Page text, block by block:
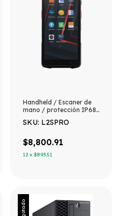
Handheld / Escaner de
mano / protección IP68
QR / compatible con
SKU: L2SPRO
$8,800.91
12 x $893.51
Agotado